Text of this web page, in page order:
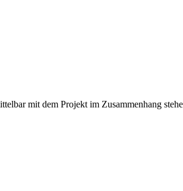
mit dem Projekt im Zusammenhang